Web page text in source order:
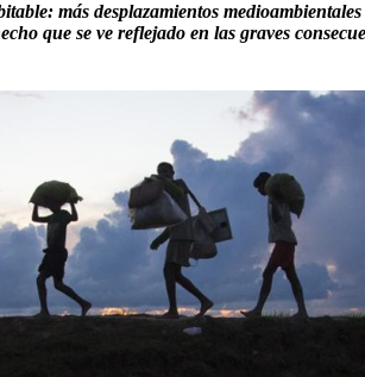
más desplazamientos
que se ve reflejado en las graves